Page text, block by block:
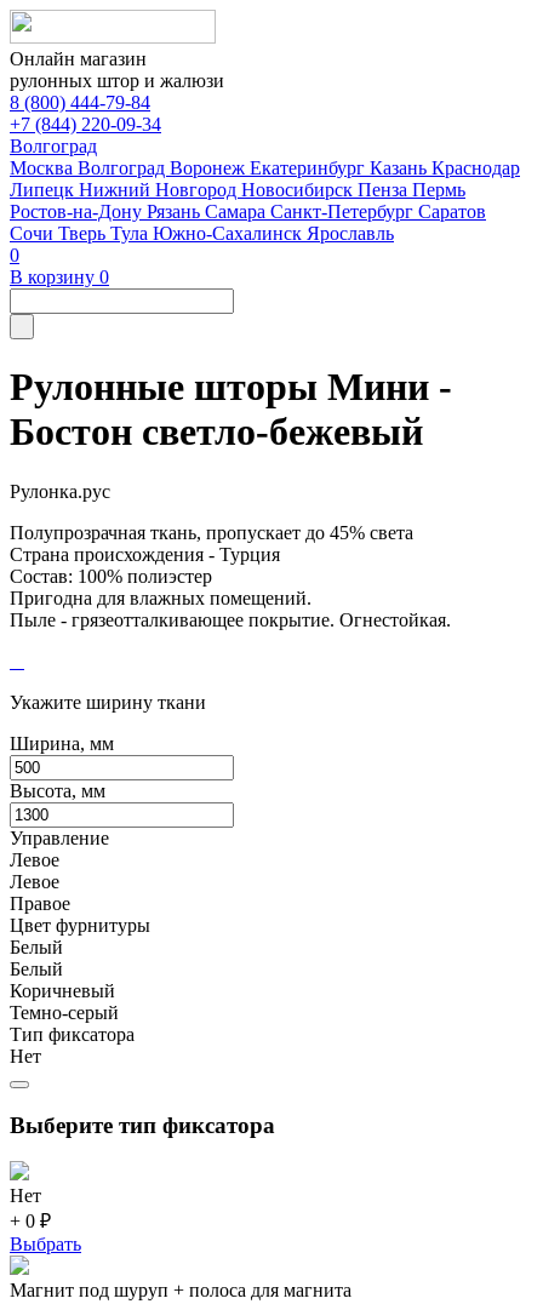
Онлайн магазин
рулонных штор и жалюзи
8 (800) 444-79-84
+7 (844) 220-09-34
Волгоград
Москва Волгоград Воронеж Екатеринбург Казань Краснодар
Липецк Нижний Новгород Новосибирск Пенза Пермь
Ростов-на-Дону Рязань Самара Санкт-Петербург Саратов
Сочи Тверь Тула Южно-Сахалинск Ярославль
0
В корзину 0
Рулонные шторы Мини -
Бостон светло-бежевый
Рулонка.рус
Полупрозрачная ткань, пропускает до 45% света
Страна происхождения - Турция
Состав: 100% полиэстер
Пригодна для влажных помещений.
Пыле - грязеотталкивающее покрытие. Огнестойкая.
Укажите ширину ткани
Ширина, мм
Высота, мм
Управление
Левое
Левое
Правое
Цвет фурнитуры
Белый
Белый
Коричневый
Темно-серый
Тип фиксатора
Нет
Выберите тип фиксатора
Нет
+ 0 ₽
Выбрать
Магнит под шуруп + полоса для магнита